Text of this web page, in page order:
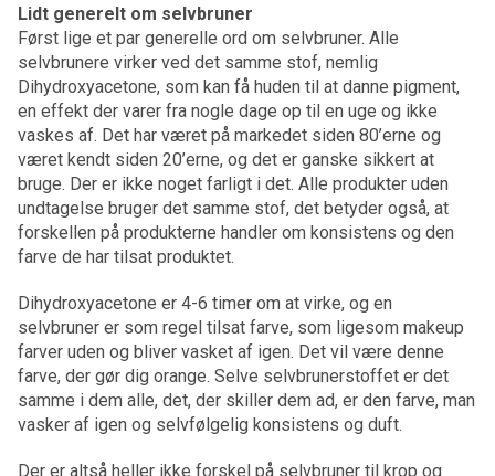
Lidt generelt om selvbruner
Først lige et par generelle ord om selvbruner. Alle
selvbrunere virker ved det samme stof, nemlig
Dihydroxyacetone, som kan få huden til at danne pigment,
en effekt der varer fra nogle dage op til en uge og ikke
vaskes af. Det har været på markedet siden 80’erne og
været kendt siden 20’erne, og det er ganske sikkert at
bruge. Der er ikke noget farligt i det. Alle produkter uden
undtagelse bruger det samme stof, det betyder også, at
forskellen på produkterne handler om konsistens og den
farve de har tilsat produktet.
Dihydroxyacetone er 4-6 timer om at virke, og en
selvbruner er som regel tilsat farve, som ligesom makeup
farver uden og bliver vasket af igen. Det vil være denne
farve, der gør dig orange. Selve selvbrunerstoffet er det
samme i dem alle, det, der skiller dem ad, er den farve, man
vasker af igen og selvfølgelig konsistens og duft.
Der er altså heller ikke forskel på selvbruner til krop og